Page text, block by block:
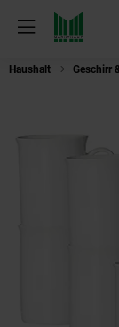
Menü
Haushalt Geschirr